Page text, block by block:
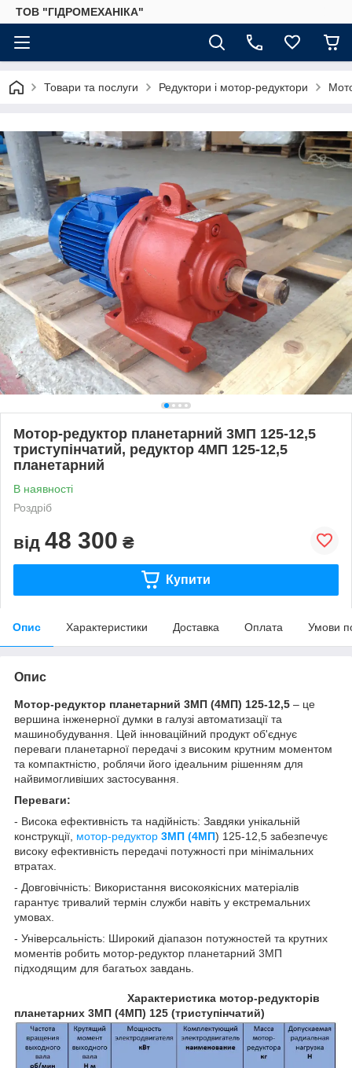
ТОВ "ГІДРОМЕХАНІКА"
Товари та послуги Редуктори і мотор-редуктори
Мотор-редуктор планетарний 3МП 125-12,5
триступінчатий, редуктор 4МП 125-12,5
планетарний
В наявності
Роздріб
від 48 300 ₴
Купити
Опис Характеристики Доставка Оплата Умови
Опис
Мотор-редуктор планетарний 3МП (4МП) 125-12,5 – це
вершина інженерної думки в галузі автоматизації та
машинобудування. Цей інноваційний продукт об'єднує
переваги планетарної передачі з високим крутним моментом
та компактністю, роблячи його ідеальним рішенням для
найвимогливіших застосування.
Переваги:
- Висока ефективність та надійність: Завдяки унікальній
конструкції, мотор-редуктор 3МП (4МП) 125-12,5 забезпечує
високу ефективність передачі потужності при мінімальних
втратах.
- Довговічність: Використання високоякісних матеріалів
гарантує тривалий термін служби навіть у екстремальних
умовах.
- Універсальність: Широкий діапазон потужностей та крутних
моментів робить мотор-редуктор планетарний 3МП
підходящим для багатьох завдань.
Характеристика мотор-редукторів
планетарних 3МП (4МП) 125 (триступінчатий)